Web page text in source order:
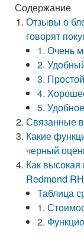
Содержание
Отзывы о
говорят
1. Очень
2.
3.
4.
5.
Связанные
Какие
черный
Как высокая
Redmond
Таблица
1.
2.